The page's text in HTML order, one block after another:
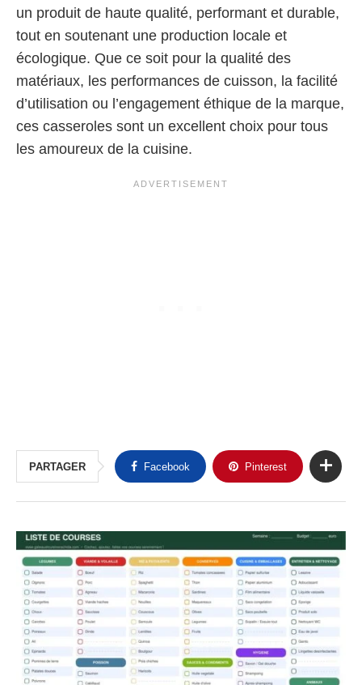
un produit de haute qualité, performant et durable,
tout en soutenant une production locale et
écologique. Que ce soit pour la qualité des
matériaux, les performances de cuisson, la facilité
d’utilisation ou l’engagement éthique de la marque,
ces casseroles sont un excellent choix pour tous
les amoureux de la cuisine.
PARTAGER Facebook Pinterest